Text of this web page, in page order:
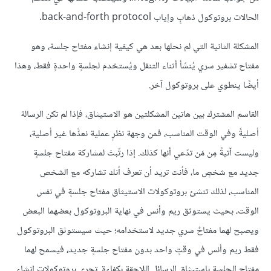
الحالات بروتوكول ذهابٍ وإياب back-and-forth protocol.
المشكلة الثانية التي لم نحلها بعد هي كيفية إنشاء مفتاح جلسة، وهو
مفتاح تشفير سري يُنشَأ أثناء التنقل ويُستخدم لجلسةٍ واحدةٍ فقط، وهذا
أيضًا ينطوي على بروتوكول آخر.
القاسم المشترك بين هاتين المشكلتين هو الاستيثاق، فإذا لم تكن الرسالة
أصليةً وفي الوقت المناسب، فمن وجهة نظرٍ عملية نعدًّها غير أصلية،
وليست آتيةً مِن مَن تدّعي أنها كذلك. إذا رتّبتَ لمشاركة مفتاح جلسةٍ
جديد مع شخصٍ ما، فأنت تريد أن تعرف أنك تشاركه مع الشخص
المناسب، لذلك تنشئ بروتوكولات الاستيثاق مفتاح جلسةٍ في نفس
الوقت، بحيث يستوثق ريم وأنس في نهاية البروتوكول بعضهما البعض
ويصبح لهما مفتاحٌ سري جديد لاستخدامه؛ حيث سيستوثق البروتوكول
فقط ريم وأنس في وقتٍ واحد بدون مفتاح جلسةٍ جديد، فيسمح لهما